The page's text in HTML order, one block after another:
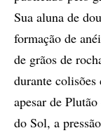
Sua aluna de
formação de
de grãos de
durante
apesar de
do Sol, a